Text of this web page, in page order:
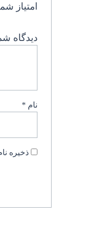
امتیاز
دیدگاه
نام *
ذخیره